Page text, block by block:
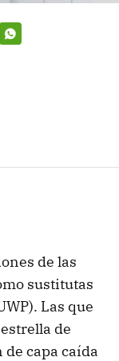
de las
sustitutas
Las que
de
capa caída